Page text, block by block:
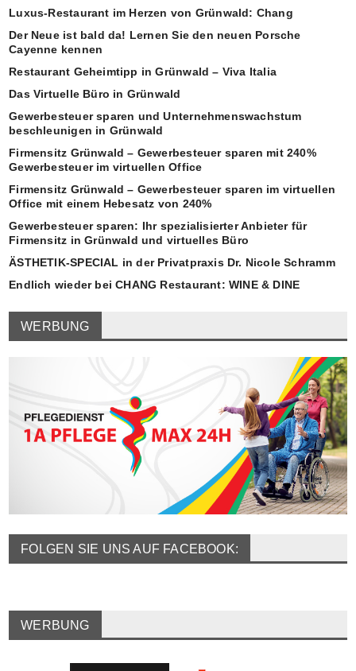
Luxus-Restaurant im Herzen von Grünwald: Chang
Der Neue ist bald da! Lernen Sie den neuen Porsche
Cayenne kennen
Restaurant Geheimtipp in Grünwald – Viva Italia
Das Virtuelle Büro in Grünwald
Gewerbesteuer sparen und Unternehmenswachstum
beschleunigen in Grünwald
Firmensitz Grünwald – Gewerbesteuer sparen mit 240%
Gewerbesteuer im virtuellen Office
Firmensitz Grünwald – Gewerbesteuer sparen im virtuellen
Office mit einem Hebesatz von 240%
Gewerbesteuer sparen: Ihr spezialisierter Anbieter für
Firmensitz in Grünwald und virtuelles Büro
ÄSTHETIK-SPECIAL in der Privatpraxis Dr. Nicole Schramm
Endlich wieder bei CHANG Restaurant: WINE & DINE
WERBUNG
FOLGEN SIE UNS AUF FACEBOOK:
WERBUNG